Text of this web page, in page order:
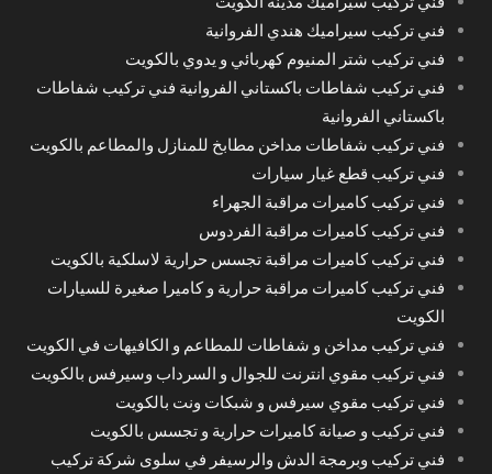
فني تركيب سيراميك هندي الفروانية
فني تركيب شتر المنيوم كهربائي و يدوي بالكويت
فني تركيب شفاطات باكستاني الفروانية فني تركيب شفاطات
باكستاني الفروانية
فني تركيب شفاطات مداخن مطابخ للمنازل والمطاعم بالكويت
فني تركيب قطع غيار سيارات
فني تركيب كاميرات مراقبة الجهراء
فني تركيب كاميرات مراقبة الفردوس
فني تركيب كاميرات مراقبة تجسس حرارية لاسلكية بالكويت
فني تركيب كاميرات مراقبة حرارية و كاميرا صغيرة للسيارات
الكويت
فني تركيب مداخن و شفاطات للمطاعم و الكافيهات في الكويت
فني تركيب مقوي انترنت للجوال و السرداب وسيرفس بالكويت
فني تركيب مقوي سيرفس و شبكات ونت بالكويت
فني تركيب و صيانة كاميرات حرارية و تجسس بالكويت
فني تركيب وبرمجة الدش والرسيفر في سلوى شركة تركيب